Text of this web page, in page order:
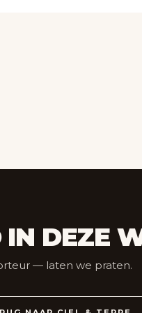
IN DEZE
— laten we praten.